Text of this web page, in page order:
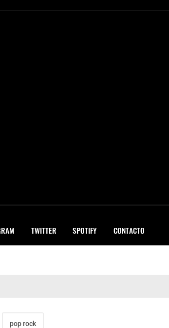
TWITTER SPOTIFY CONTACTO
pop rock